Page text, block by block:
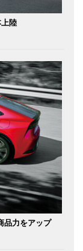
陸
品力をアップ